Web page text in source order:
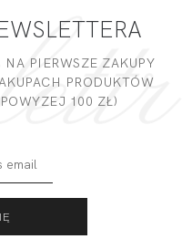
PIERWSZE ZAKUPY
PRODUKTÓW
100 ZŁ)